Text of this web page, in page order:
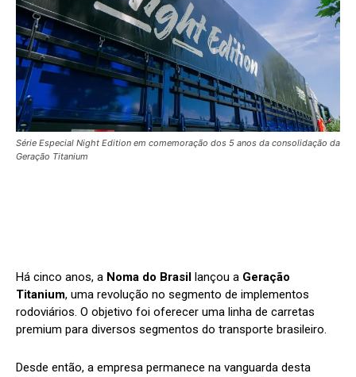
Série Especial Night Edition em comemoração dos 5 anos da consolidação da
Geração Titanium
Há cinco anos, a Noma do Brasil lançou a Geração
Titanium, uma revolução no segmento de implementos
rodoviários. O objetivo foi oferecer uma linha de carretas
premium para diversos segmentos do transporte brasileiro.
Desde então, a empresa permanece na vanguarda desta